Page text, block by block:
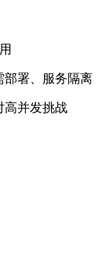
部署、服务隔离
高并发挑战